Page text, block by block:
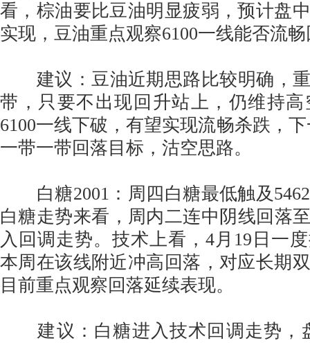
看，棕油要比豆油明显疲弱，预计盘
实现，豆油重点观察6100一线能否流
建议：豆油近期思路比较明确，重
带，只要不出现回升站上，仍维持
6100一线下破，有望实现流畅杀跌，下
一带一带回落目标，沽空思路。
白糖2001：周四白糖最低触及
白糖走势来看，周内二连中阴线回落
入回调走势。技术上看，4月19日一
本周在该线附近冲高回落，对应长期
目前重点观察回落延续表现。
建议：白糖进入技术回调走势，